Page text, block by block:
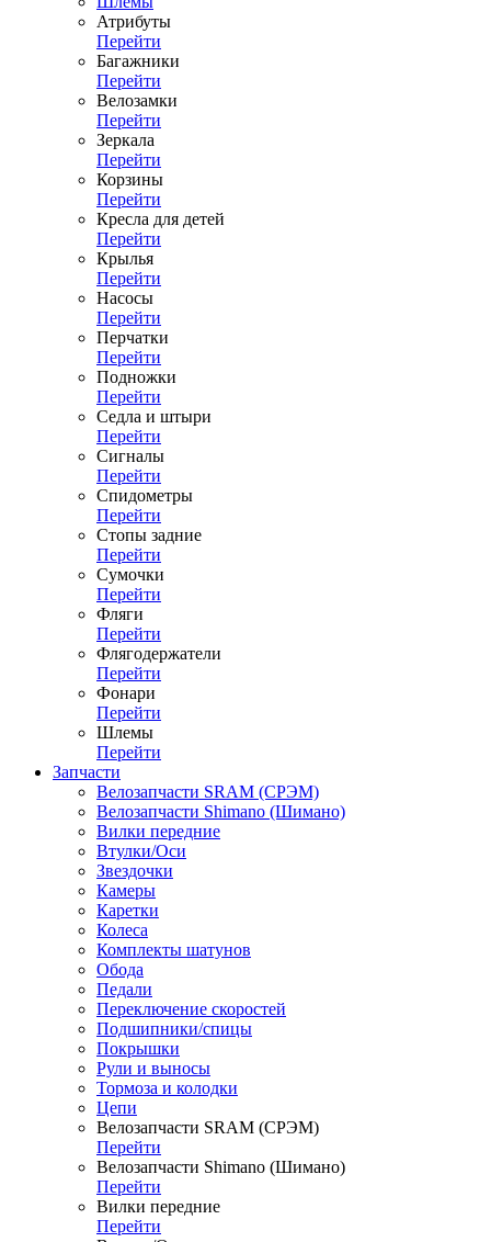
Атрибуты
Перейти
Багажники
Перейти
Велозамки
Перейти
Зеркала
Перейти
Корзины
Перейти
Кресла для детей
Перейти
Крылья
Перейти
Насосы
Перейти
Перчатки
Перейти
Подножки
Перейти
Седла и штыри
Перейти
Сигналы
Перейти
Спидометры
Перейти
Стопы задние
Перейти
Сумочки
Перейти
Фляги
Перейти
Флягодержатели
Перейти
Фонари
Перейти
Шлемы
Перейти
Запчасти
Велозапчасти SRAM (СРЭМ)
Велозапчасти Shimano (Шимано)
Вилки передние
Втулки/Оси
Звездочки
Камеры
Каретки
Колеса
Комплекты шатунов
Обода
Педали
Переключение скоростей
Подшипники/спицы
Покрышки
Рули и выносы
Тормоза и колодки
Цепи
Велозапчасти SRAM (СРЭМ)
Перейти
Велозапчасти Shimano (Шимано)
Перейти
Вилки передние
Перейти